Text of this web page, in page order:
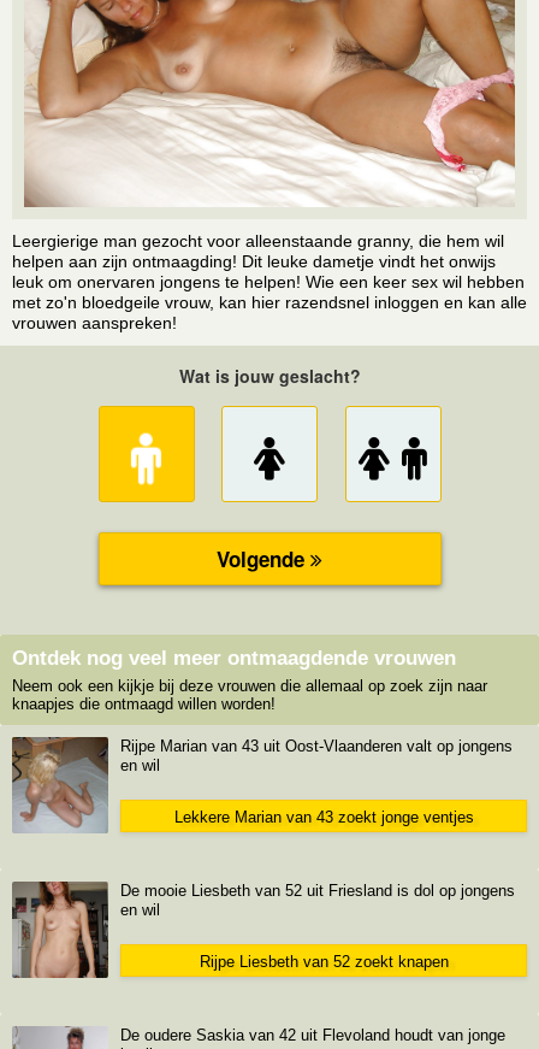
Leergierige man gezocht voor alleenstaande granny, die hem wil
helpen aan zijn ontmaagding! Dit leuke dametje vindt het onwijs
leuk om onervaren jongens te helpen! Wie een keer sex wil hebben
met zo'n bloedgeile vrouw, kan hier razendsnel inloggen en kan alle
vrouwen aanspreken!
Ontdek nog veel meer ontmaagdende vrouwen
Neem ook een kijkje bij deze vrouwen die allemaal op zoek zijn naar
knaapjes die ontmaagd willen worden!
Rijpe Marian van 43 uit Oost-Vlaanderen valt op jongens
en wil
Lekkere Marian van 43 zoekt jonge ventjes
De mooie Liesbeth van 52 uit Friesland is dol op jongens
en wil
Rijpe Liesbeth van 52 zoekt knapen
De oudere Saskia van 42 uit Flevoland houdt van jonge